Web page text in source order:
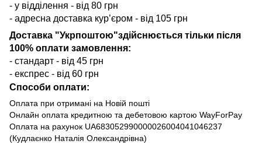
- у відділення - від 80 грн
- адресна доставка кур’єром - від 105 грн
Доставка "Укрпоштою"здійснюється тільки після
100% оплати замовлення:
- стандарт - від 45 грн
- експрес - від 60 грн
Способи оплати:
Оплата при отримані на Новій пошті
Онлайн оплата кредитною та дебетовою картою WayForPay
Оплата на рахунок UA683052990000026004041046237
(Кудлаєнко Наталія Олександрівна)